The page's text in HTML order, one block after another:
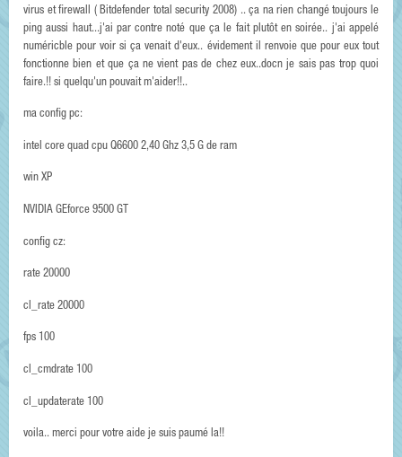
virus et firewall ( Bitdefender total security 2008) .. ça na rien changé toujours le
ping aussi haut...j'ai par contre noté que ça le fait plutôt en soirée.. j'ai appelé
numéricble pour voir si ça venait d'eux.. évidement il renvoie que pour eux tout
fonctionne bien et que ça ne vient pas de chez eux..docn je sais pas trop quoi
faire.!! si quelqu'un pouvait m'aider!!..
ma config pc:
intel core quad cpu Q6600 2,40 Ghz 3,5 G de ram
win XP
NVIDIA GEforce 9500 GT
config cz:
rate 20000
cl_rate 20000
fps 100
cl_cmdrate 100
cl_updaterate 100
voila.. merci pour votre aide je suis paumé la!!